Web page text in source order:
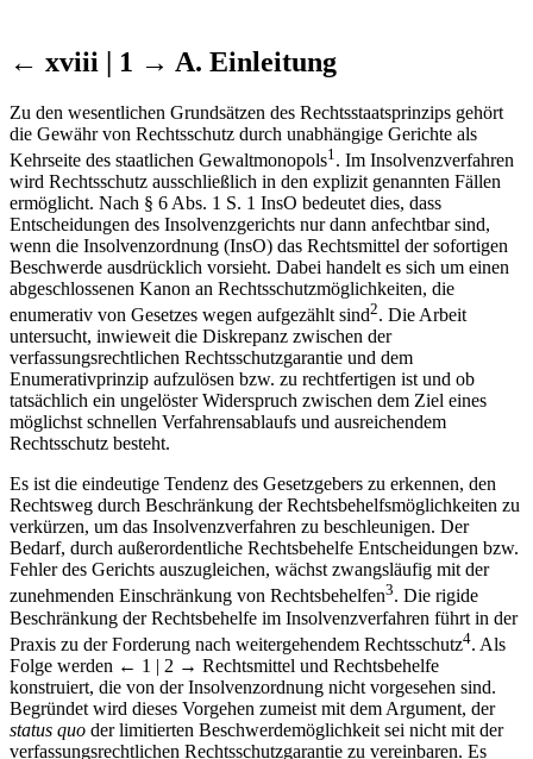
← xviii | 1 → A. Einleitung
Zu den wesentlichen Grundsätzen des Rechtsstaatsprinzips gehört
die Gewähr von Rechtsschutz durch unabhängige Gerichte als
Kehrseite des staatlichen Gewaltmonopols1 . Im Insolvenzverfahren
wird Rechtsschutz ausschließlich in den explizit genannten Fällen
ermöglicht. Nach § 6 Abs. 1 S. 1 InsO bedeutet dies, dass
Entscheidungen des Insolvenzgerichts nur dann anfechtbar sind,
wenn die Insolvenzordnung (InsO) das Rechtsmittel der sofortigen
Beschwerde ausdrücklich vorsieht. Dabei handelt es sich um einen
abgeschlossenen Kanon an Rechtsschutzmöglichkeiten, die
enumerativ von Gesetzes wegen aufgezählt sind2. Die Arbeit
untersucht, inwieweit die Diskrepanz zwischen der
verfassungsrechtlichen Rechtsschutzgarantie und dem
Enumerativprinzip aufzulösen bzw. zu rechtfertigen ist und ob
tatsächlich ein ungelöster Widerspruch zwischen dem Ziel eines
möglichst schnellen Verfahrensablaufs und ausreichendem
Rechtsschutz besteht.
Es ist die eindeutige Tendenz des Gesetzgebers zu erkennen, den
Rechtsweg durch Beschränkung der Rechtsbehelfsmöglichkeiten zu
verkürzen, um das Insolvenzverfahren zu beschleunigen. Der
Bedarf, durch außerordentliche Rechtsbehelfe Entscheidungen bzw.
Fehler des Gerichts auszugleichen, wächst zwangsläufig mit der
zunehmenden Einschränkung von Rechtsbehelfen3. Die rigide
Beschränkung der Rechtsbehelfe im Insolvenzverfahren führt in der
Praxis zu der Forderung nach weitergehendem Rechtsschutz4. Als
Folge werden ← 1 | 2 → Rechtsmittel und Rechtsbehelfe
konstruiert, die von der Insolvenzordnung nicht vorgesehen sind.
Begründet wird dieses Vorgehen zumeist mit dem Argument, der
status quo der limitierten Beschwerdemöglichkeit sei nicht mit der
verfassungsrechtlichen Rechtsschutzgarantie zu vereinbaren. Es